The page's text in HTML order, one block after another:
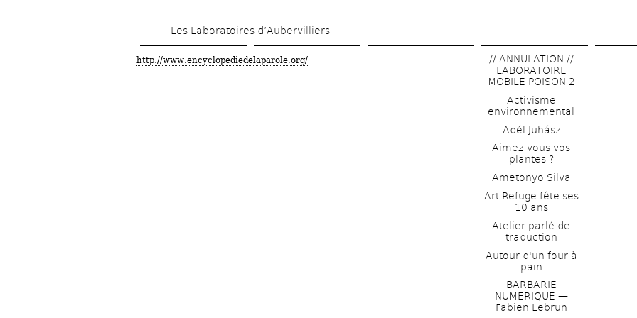
contenu
Les Laboratoires d’Aubervilliers
http://www.encyclopediedelaparole.org/
// ANNULATION //
LABORATOIRE
MOBILE POISON 2
Activisme
environnemental
Adél Juhász
Aimez-vous vos
plantes ?
Ametonyo Silva
Art Refuge fête ses
10 ans
Atelier parlé de
traduction
Autour d'un four à
pain
BARBARIE
NUMERIQUE —
Fabien Lebrun